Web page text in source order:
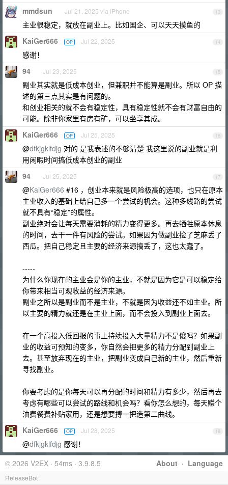
13
mmdsun Jul 21, 2025 via iPhone
主业很稳定，就放在副业上。比如国企、可以天天摸鱼的
14
KaiGer666 OP Jul 22, 2025
感谢！
15
94 Jul 23, 2025
副业其实就是低成本创业，但兼职并不能算是副业。所以 OP 描
述的第三点其实是有问题的。
和创业相关的就不会有稳定性，具有稳定性就不会有财富自由的
可能。除非你家里有房有矿，可以坐享其成。
16
KaiGer666 OP Jul 25, 2025
@dfkjgklfdjg 对的 是我表述的不够清楚 我这里说的副业就是利
用闲暇时间搞低成本创业的副业
17
94 Jul 25, 2025
@KaiGer666 #16 ，创业本来就是风险极高的选项，也只在原本
主业收入的基础上给自己多一个尝试的机会。这种多线路的尝试
就不具有“稳定”的属性。
副业绝对会让每天需要消耗的精力变得更多。再去牺牲原本休息
的时间，去干一件有风险的尝试。如果因为做副业捡了芝麻丢了
西瓜。把自己稳定且主要的经济来源搞丢了，这也太蠢了。
-----
为什么你现在的主业会是你的主业，不就是因为它是可以稳定给
你带来相当可观收益的经济来源。
副业之所以是副业而不是主业，不就是因为收益还不如主业。所
以主要的精力就还是在主业上面，而不会投入到副业上面去。
在一个高投入低回报的事上持续投入大量精力不是傻吗？如果副
业的收益可预知的变多，你自然会把更多的精力分配到副业上
去。甚至放弃现在的主业，把副业变成自己新的主业，然后重新
寻找副业。
你要考虑的是你每天可以再分配的时间和精力有多少，然后再去
考虑有哪些可以尝试的路线和机会吗？看你怎么想的，每天赚个
油费餐费补贴家用，还是想要搏一把造第二曲线。
18
KaiGer666 OP Jul 28, 2025
@dfkjgklfdjg 感谢！
About · Language
© 2026 V2EX · 54ms · 3.9.8.5
ReleaseBot